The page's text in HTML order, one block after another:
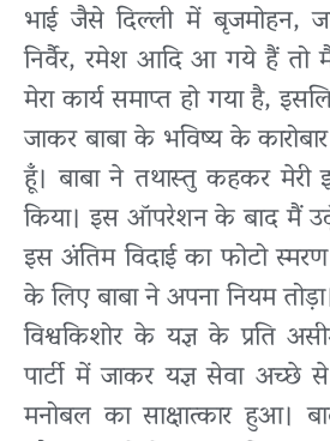
भाई जैसे दिल्ली में बृजमोहन,
निर्वैर, रमेश आदि आ गये हैं
मेरा कार्य समाप्त हो गया है,
जाकर बाबा के भविष्य के
हूँ। बाबा ने तथास्तु कहकर मेरी
किया। इस ऑपरेशन के बाद मैं
इस अंतिम विदाई का फोटो
के लिए बाबा ने अपना नियम
विश्वकिशोर के यज्ञ के प्रति
पार्टी में जाकर यज्ञ सेवा
मनोबल का साक्षात्कार